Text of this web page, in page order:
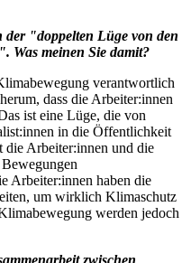
der "doppelten Lüge von den
Was meinen Sie damit?
verantwortlich
dass die Arbeiter:innen
ist eine Lüge, die von
in die Öffentlichkeit
die Arbeiter:innen und die
Arbeiter:innen haben die
um wirklich Klimaschutz
werden jedoch
zwischen